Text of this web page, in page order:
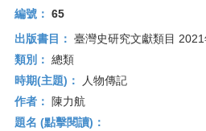
編號： 65
出版書目： 臺灣史研究文獻類目
類別： 總類
時期(主題)：
人物傳記
作者：
陳力航
題名 (點擊閱讀)：